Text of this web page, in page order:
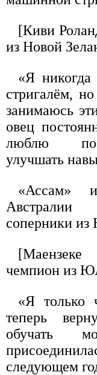
[Киви
из Новой
«Я никогда
стригалём,
занимаюсь
овец
люблю
улучшать
«Ассам»
Австралии
соперники
чемпион из
«Я только
теперь
обучать
следующем